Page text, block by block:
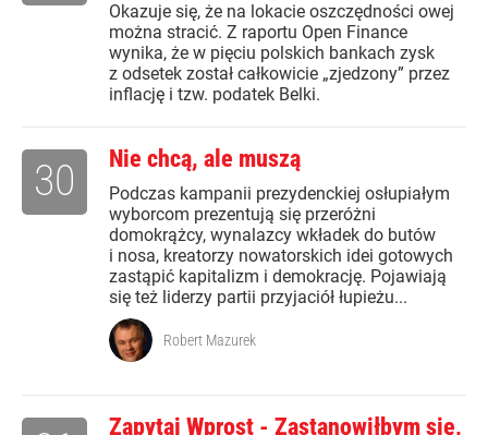
Okazuje się, że na lokacie oszczędności owej
można stracić. Z raportu Open Finance
wynika, że w pięciu polskich bankach zysk
z odsetek został całkowicie „zjedzony” przez
inflację i tzw. podatek Belki.
Nie chcą, ale muszą
Podczas kampanii prezydenckiej osłupiałym
wyborcom prezentują się przeróżni
domokrążcy, wynalazcy wkładek do butów
i nosa, kreatorzy nowatorskich idei gotowych
zastąpić kapitalizm i demokrację. Pojawiają
się też liderzy partii przyjaciół łupieżu...
30
Robert Mazurek
Zapytaj Wprost - Zastanowiłbym się,